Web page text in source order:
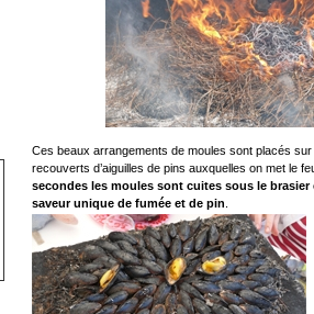
Ces beaux arrangements de moules sont placés sur
recouverts d’aiguilles de pins auxquelles on met le
secondes les moules sont cuites sous le brasier
saveur unique de fumée et de pin